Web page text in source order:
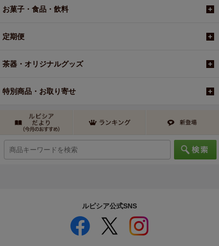
お菓子・食品・飲料
定期便
茶器・オリジナルグッズ
特別商品・お取り寄せ
ルピシア公式SNS